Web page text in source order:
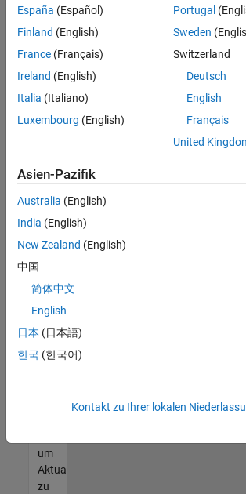
die
Suchkriterien
weiter
fassen
oder
alle
Stellenangebote
anzeigen .
noch
keine
offenen
Stellen
können,
die
Ihren
entsprechen,
werden
unseres
um
Aktualisierungen
zu
España (Español)
Finland (English)
France (Français)
Ireland (English)
Italia (Italiano)
Luxembourg (English)
Portugal
Sweden
Switzerland
Deutsch
English
Français
United
Asien-Pazifik
Australia (English)
India (English)
New Zealand (English)
中国
简体中文
English
日本 (日本語)
한국 (한국어)
Kontakt zu Ihrer lokalen